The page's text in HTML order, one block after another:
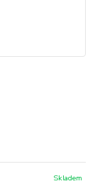
Skladem